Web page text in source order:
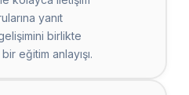
yanıt
birlikte
eğitim anlayışı.